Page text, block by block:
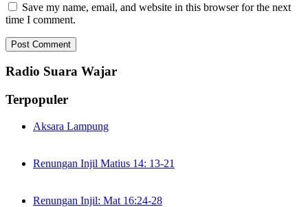
Save my name, email, and website in this browser for the next
time I comment.
Radio Suara Wajar
Terpopuler
Aksara Lampung
Renungan Injil Matius 14: 13-21
Renungan Injil: Mat 16:24-28